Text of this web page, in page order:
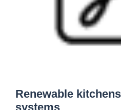
Renewable
systems